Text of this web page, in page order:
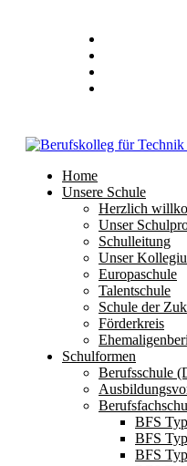
Home
Unsere Schule
Herzlich
Unser
Schulleitung
Unser
Europaschule
Talentschule
Schule der
Förderkreis
Schulformen
Berufsschule
BFS
BFS
BFS